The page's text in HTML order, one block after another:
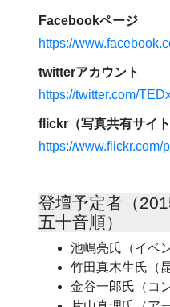
Facebookページ
https://
twitterアカウント
https://twitter.com/
flickr（写真共有サイト
https://www.flickr.com/
登壇予定者（
五十音順）
池嶋亮氏（イベ
竹田真木生氏（
金谷一郎氏（コ